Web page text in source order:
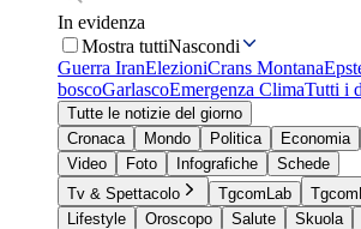
In evidenza
Mostra tuttiNascondi
Guerra IranElezioniCrans Montana
boscoGarlascoEmergenza ClimaTutti i
Tutte le notizie del giorno
Cronaca
Mondo Politica Economia
Video
Foto Infografiche
Schede
Tv & Spettacolo
TgcomLab
Lifestyle
Oroscopo Salute Skuola